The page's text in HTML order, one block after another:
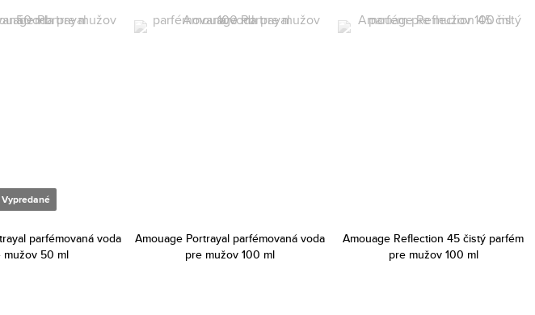
Vypredané
parfémovaná voda
mužov 50 ml
Amouage Portrayal parfémovaná voda
pre mužov 100 ml
Amouage Reflection 45 čistý parfém
pre mužov 100 ml